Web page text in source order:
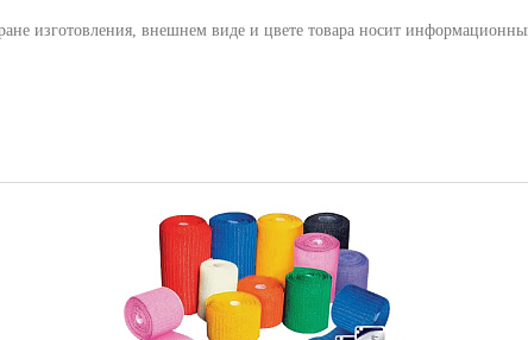
изготовления, внешнем виде и цвете товара носит